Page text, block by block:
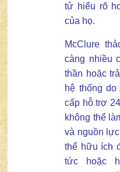
tử hiểu rõ
của họ.
McClure
càng nhiều
thần hoặc
hệ thống
cấp hỗ trợ
không thể
và nguồn
thể hữu ích
tức hoặc